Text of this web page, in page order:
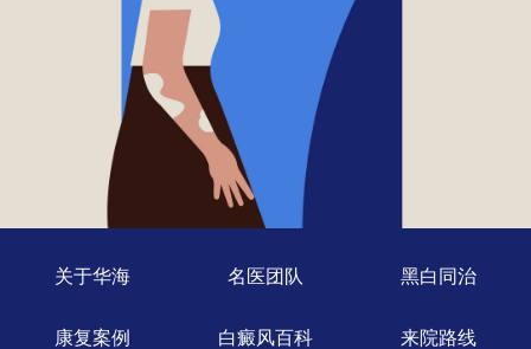
关于华海 名医团队 黑白同治
康复案例 白癜风百科 来院路线